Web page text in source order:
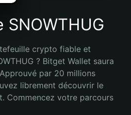
crypto fiable et
? Bitget Wallet saura
par 20 millions
librement découvrir le
Commencez votre parcours